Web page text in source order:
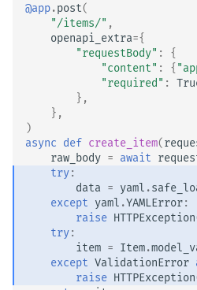
@app.post(
"/items/" ,
openapi_extra={
"requestBody" :
{
"content" : {
"required" :
},
},
)
async def create_item(
raw_body = await
try:
data = yaml .
except yaml .YAMLError:
raise HTTPException
try:
item = Item.
except ValidationError
raise HTTPException